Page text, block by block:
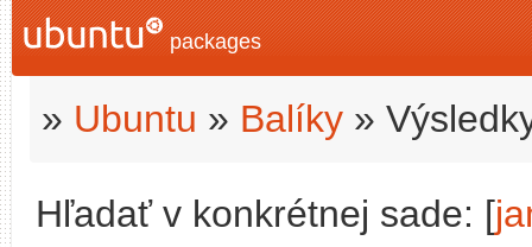
packages
» Ubuntu » Balíky »
Hľadať v konkrétnej sade: [